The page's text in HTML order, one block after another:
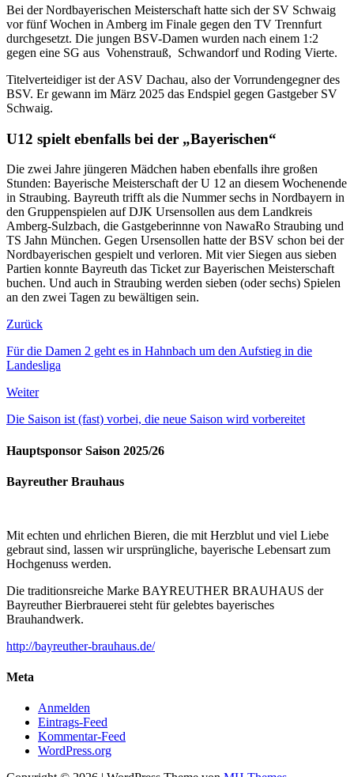
Bei der Nordbayerischen Meisterschaft hatte sich der SV Schwaig
vor fünf Wochen in Amberg im Finale gegen den TV Trennfurt
durchgesetzt. Die jungen BSV-Damen wurden nach einem 1:2
gegen eine SG aus Vohenstrauß, Schwandorf und Roding Vierte.
Titelverteidiger ist der ASV Dachau, also der Vorrundengegner des
BSV. Er gewann im März 2025 das Endspiel gegen Gastgeber SV
Schwaig.
U12 spielt ebenfalls bei der „Bayerischen“
Die zwei Jahre jüngeren Mädchen haben ebenfalls ihre großen
Stunden: Bayerische Meisterschaft der U 12 an diesem Wochenende
in Straubing. Bayreuth trifft als die Nummer sechs in Nordbayern in
den Gruppenspielen auf DJK Ursensollen aus dem Landkreis
Amberg-Sulzbach, die Gastgeberinnne von NawaRo Straubing und
TS Jahn München. Gegen Ursensollen hatte der BSV schon bei der
Nordbayerischen gespielt und verloren. Mit vier Siegen aus sieben
Partien konnte Bayreuth das Ticket zur Bayerischen Meisterschaft
buchen. Und auch in Straubing werden sieben (oder sechs) Spielen
an den zwei Tagen zu bewältigen sein.
Zurück
Für die Damen 2 geht es in Hahnbach um den Aufstieg in die
Landesliga
Weiter
Die Saison ist (fast) vorbei, die neue Saison wird vorbereitet
Hauptsponsor Saison 2025/26
Bayreuther Brauhaus
Mit echten und ehrlichen Bieren, die mit Herzblut und viel Liebe
gebraut sind, lassen wir ursprüngliche, bayerische Lebensart zum
Hochgenuss werden.
Die traditionsreiche Marke BAYREUTHER BRAUHAUS der
Bayreuther Bierbrauerei steht für gelebtes bayerisches
Brauhandwerk.
http://bayreuther-brauhaus.de/
Meta
Anmelden
Eintrags-Feed
Kommentar-Feed
WordPress.org